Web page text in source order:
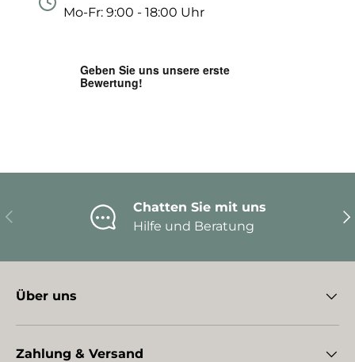
Mo-Fr: 9:00 - 18:00 Uhr
Vorherige
Chatten Sie mit uns
Hilfe und Beratung
Über uns
Zahlung & Versand